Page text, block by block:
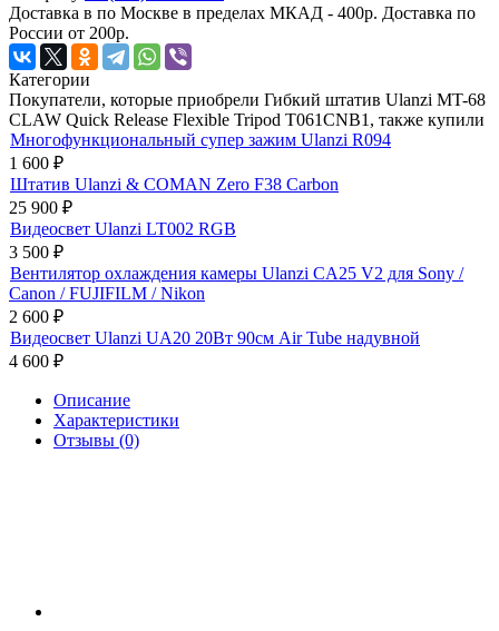
Доставка в по Москве в пределах МКАД - 400р. Доставка по
России от 200р.
Категории
Покупатели, которые приобрели Гибкий штатив Ulanzi MT-68
CLAW Quick Release Flexible Tripod T061CNB1, также купили
Многофункциональный супер зажим Ulanzi R094
1 600 ₽
Штатив Ulanzi & COMAN Zero F38 Carbon
25 900 ₽
Видеосвет Ulanzi LT002 RGB
3 500 ₽
Вентилятор охлаждения камеры Ulanzi CA25 V2 для Sony /
Canon / FUJIFILM / Nikon
2 600 ₽
Видеосвет Ulanzi UA20 20Вт 90см Air Tube надувной
4 600 ₽
Описание
Характеристики
Отзывы (0)